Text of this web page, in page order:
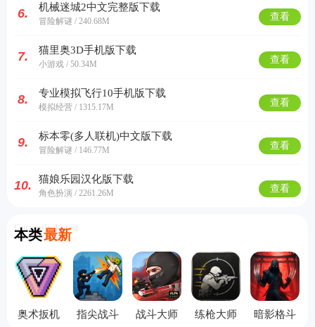
6. 机械迷城2中文完整版下载
冒险解谜 / 240.68M 查看
7. 猫里奥3D手机版下载
小游戏 / 50.34M 查看
8. 专业模拟飞行10手机版下载
模拟经营 / 1315.17M 查看
9. 标本零(多人联机)中文版下载
冒险解谜 / 146.77M 查看
10. 猫娘乐园汉化版下载
角色扮演 / 2261.26M 查看
本类最新
Currently Latest
奥术扳机
指尖战斗
战斗大师
练枪大师
暗影格斗